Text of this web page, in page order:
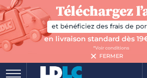
FERMER